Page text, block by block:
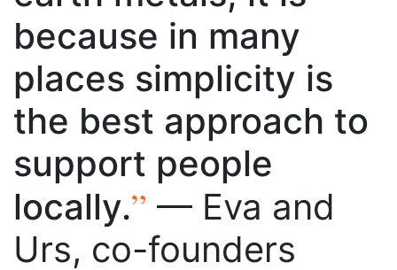
because in many
places simplicity is
the best approach to
support people
locally.” — Eva and
Urs, co-founders